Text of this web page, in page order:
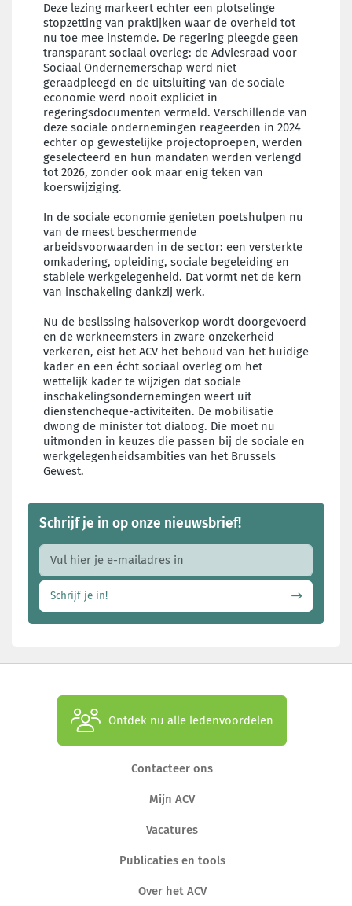
Deze lezing markeert echter een plotselinge
stopzetting van praktijken waar de overheid tot
nu toe mee instemde. De regering pleegde geen
transparant sociaal overleg: de Adviesraad voor
Sociaal Ondernemerschap werd niet
geraadpleegd en de uitsluiting van de sociale
economie werd nooit expliciet in
regeringsdocumenten vermeld. Verschillende van
deze sociale ondernemingen reageerden in 2024
echter op gewestelijke projectoproepen, werden
geselecteerd en hun mandaten werden verlengd
tot 2026, zonder ook maar enig teken van
koerswijziging.
In de sociale economie genieten poetshulpen nu
van de meest beschermende
arbeidsvoorwaarden in de sector: een versterkte
omkadering, opleiding, sociale begeleiding en
stabiele werkgelegenheid. Dat vormt net de kern
van inschakeling dankzij werk.
Nu de beslissing halsoverkop wordt doorgevoerd
en de werkneemsters in zware onzekerheid
verkeren, eist het ACV het behoud van het huidige
kader en een écht sociaal overleg om het
wettelijk kader te wijzigen dat sociale
inschakelingsondernemingen weert uit
dienstencheque-activiteiten. De mobilisatie
dwong de minister tot dialoog. Die moet nu
uitmonden in keuzes die passen bij de sociale en
werkgelegenheidsambities van het Brussels
Gewest.
Schrijf je in op onze nieuwsbrief!
E-mail adres
Schrijf je in!
Ontdek nu alle ledenvoordelen
Contacteer ons
Mijn ACV
Vacatures
Publicaties en tools
Over het ACV